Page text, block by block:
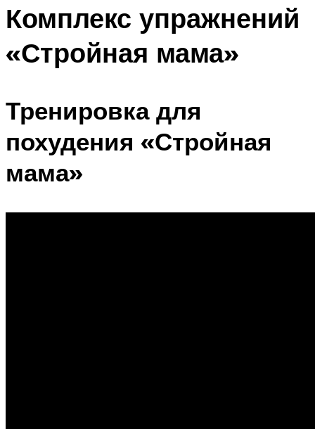
Комплекс упражнений
«Стройная мама»
Тренировка для
похудения «Стройная
мама»